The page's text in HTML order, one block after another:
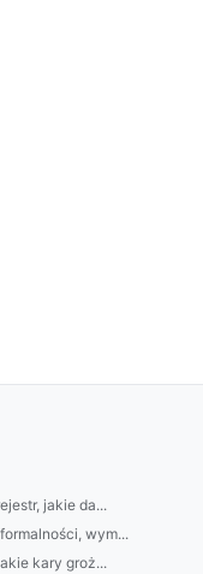
jakie da...
wym...
kary groż...